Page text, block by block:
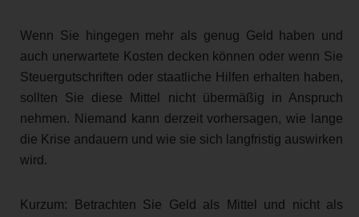
Wenn Sie hingegen mehr als genug Geld haben und
auch unerwartete Kosten decken können oder wenn Sie
Steuergutschriften oder staatliche Hilfen erhalten haben,
sollten Sie diese Mittel nicht übermäßig in Anspruch
nehmen. Niemand kann derzeit vorhersagen, wie lange
die Krise andauern und wie sie sich langfristig auswirken
wird.
Kurzum: Betrachten Sie Geld als Mittel und nicht als